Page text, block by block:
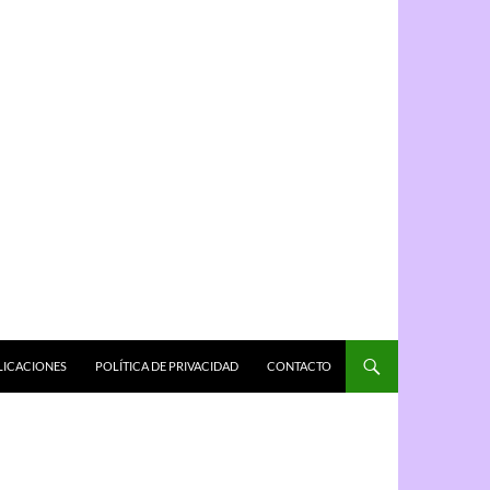
POLÍTICA DE PRIVACIDAD CONTACTO